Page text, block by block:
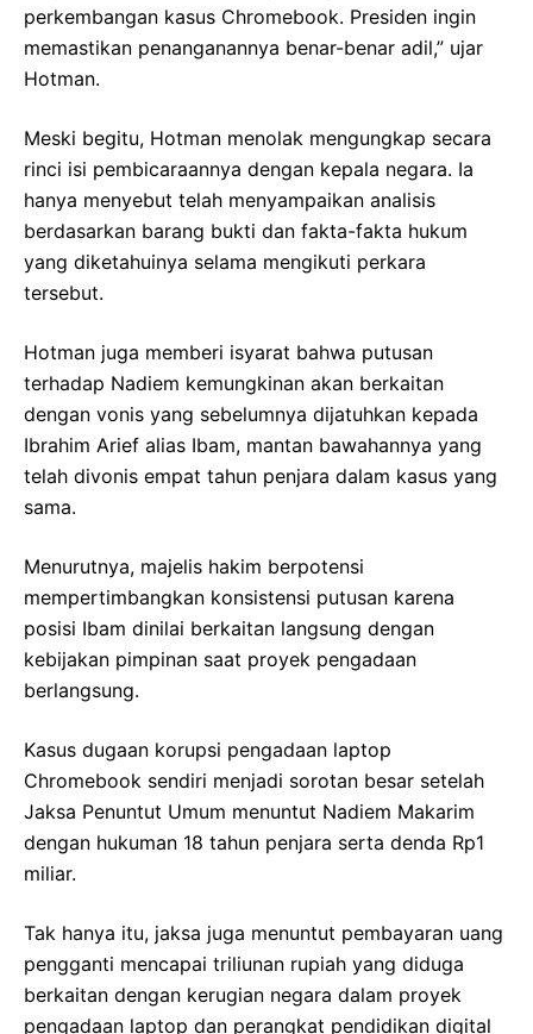
perkembangan kasus Chromebook. Presiden ingin
memastikan penanganannya benar-benar adil,” ujar
Hotman.
Meski begitu, Hotman menolak mengungkap secara
rinci isi pembicaraannya dengan kepala negara. Ia
hanya menyebut telah menyampaikan analisis
berdasarkan barang bukti dan fakta-fakta hukum
yang diketahuinya selama mengikuti perkara
tersebut.
Hotman juga memberi isyarat bahwa putusan
terhadap Nadiem kemungkinan akan berkaitan
dengan vonis yang sebelumnya dijatuhkan kepada
Ibrahim Arief alias Ibam, mantan bawahannya yang
telah divonis empat tahun penjara dalam kasus yang
sama.
Menurutnya, majelis hakim berpotensi
mempertimbangkan konsistensi putusan karena
posisi Ibam dinilai berkaitan langsung dengan
kebijakan pimpinan saat proyek pengadaan
berlangsung.
Kasus dugaan korupsi pengadaan laptop
Chromebook sendiri menjadi sorotan besar setelah
Jaksa Penuntut Umum menuntut Nadiem Makarim
dengan hukuman 18 tahun penjara serta denda Rp1
miliar.
Tak hanya itu, jaksa juga menuntut pembayaran uang
pengganti mencapai triliunan rupiah yang diduga
berkaitan dengan kerugian negara dalam proyek
pengadaan laptop dan perangkat pendidikan digital